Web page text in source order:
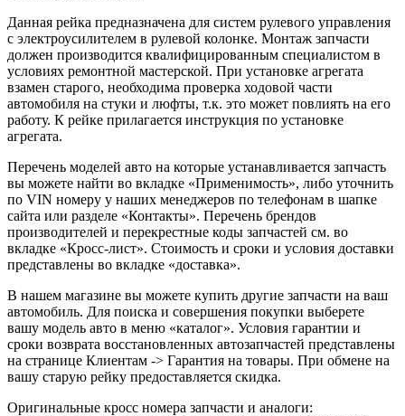
Данная рейка предназначена для систем рулевого управления
с электроусилителем в рулевой колонке. Монтаж запчасти
должен производится квалифицированным специалистом в
условиях ремонтной мастерской. При установке агрегата
взамен старого, необходима проверка ходовой части
автомобиля на стуки и люфты, т.к. это может повлиять на его
работу. К рейке прилагается инструкция по установке
агрегата.
Перечень моделей авто на которые устанавливается запчасть
вы можете найти во вкладке «Применимость», либо уточнить
по VIN номеру у наших менеджеров по телефонам в шапке
сайта или разделе «Контакты». Перечень брендов
производителей и перекрестные коды запчастей см. во
вкладке «Кросс-лист». Стоимость и сроки и условия доставки
представлены во вкладке «доставка».
В нашем магазине вы можете купить другие запчасти на ваш
автомобиль. Для поиска и совершения покупки выберете
вашу модель авто в меню «каталог». Условия гарантии и
сроки возврата восстановленных автозапчастей представлены
на странице Клиентам -> Гарантия на товары. При обмене на
вашу старую рейку предоставляется скидка.
Оригинальные кросс номера запчасти и аналоги: